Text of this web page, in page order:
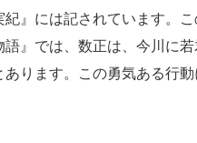
』には記されています。
』では、数正は、今川に
ります。この勇気ある行